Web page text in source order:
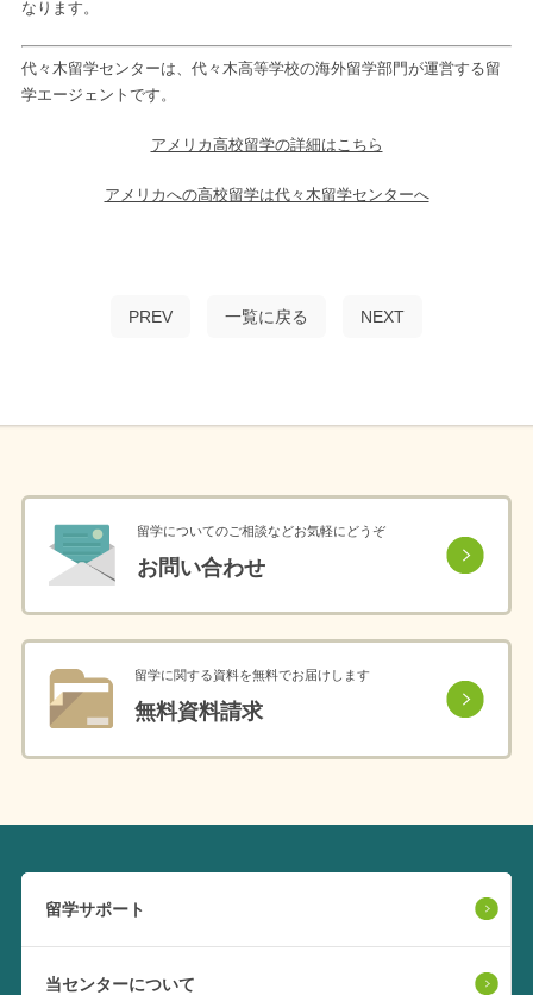
なります。
代々木留学センターは、代々木高等学校の海外留学部門が運営する留
学エージェントです。
アメリカ高校留学の詳細はこちら
アメリカへの高校留学は代々木留学センターへ
PREV 一覧に戻る NEXT
留学についてのご相談などお気軽にどうぞ
お問い合わせ
留学に関する資料を無料でお届けします
無料資料請求
留学サポート
当センターについて